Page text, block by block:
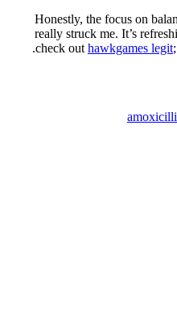
Honestly, the focus on
really struck me. It’s
check out hawkgames legit